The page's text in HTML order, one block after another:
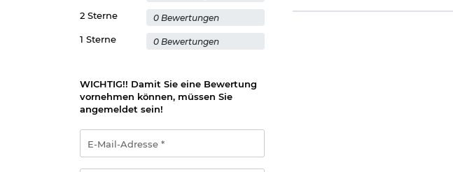
1 Sterne 0 Bewertungen
2 Sterne 0 Bewertungen
WICHTIG!! Damit Sie eine Bewertung
vornehmen können, müssen Sie
angemeldet sein!
Mail-
Adresse